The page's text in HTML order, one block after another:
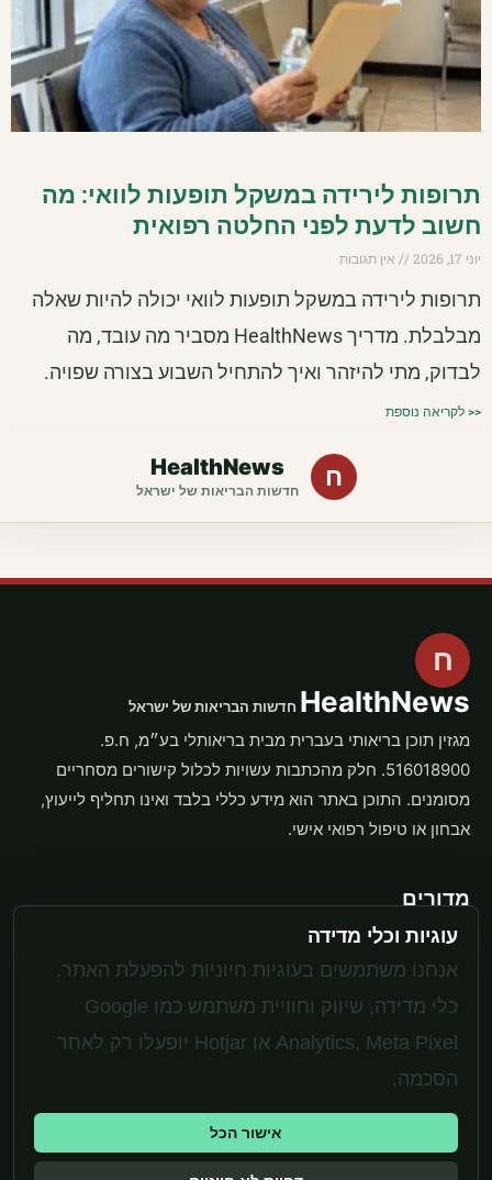
תרופות לירידה במשקל תופעות לוואי: מה
חשוב לדעת לפני החלטה רפואית
יוני 17, 2026 אין תגובות
תרופות לירידה במשקל תופעות לוואי יכולה להיות שאלה
מבלבלת. מדריך HealthNews מסביר מה עובד, מה
לבדוק, מתי להיזהר ואיך להתחיל השבוע בצורה שפויה.
<< לקריאה נוספת
ח HealthNews
חדשות הבריאות של ישראל
עוגיות וכלי מדידה
אנחנו משתמשים בעוגיות חיוניות להפעלת האתר.
כלי מדידה, שיווק וחוויית משתמש כמו Google
Analytics, Meta Pixel או Hotjar יופעלו רק לאחר
הסכמה.
אישור הכל
ח
HealthNews חדשות הבריאות של ישראל
מגזין תוכן בריאותי בעברית מבית בריאותלי בע״מ, ח.פ.
516018900. חלק מהכתבות עשויות לכלול קישורים מסחריים
מסומנים. התוכן באתר הוא מידע כללי בלבד ואינו תחליף לייעוץ,
אבחון או טיפול רפואי אישי.
מדורים
תוספים
משקל ותזונה
בריאות האישה
עוגיות